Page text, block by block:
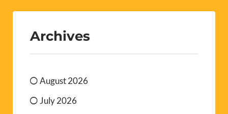
Archives
August 2026
July 2026